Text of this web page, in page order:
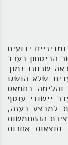
ידועים
הביטחון בערב
שכוונו נמוך
שלא הושגו
בחמאס
יישובי עוטף
למבצע בעזה,
ההתחמשות
תוצאות אחרות